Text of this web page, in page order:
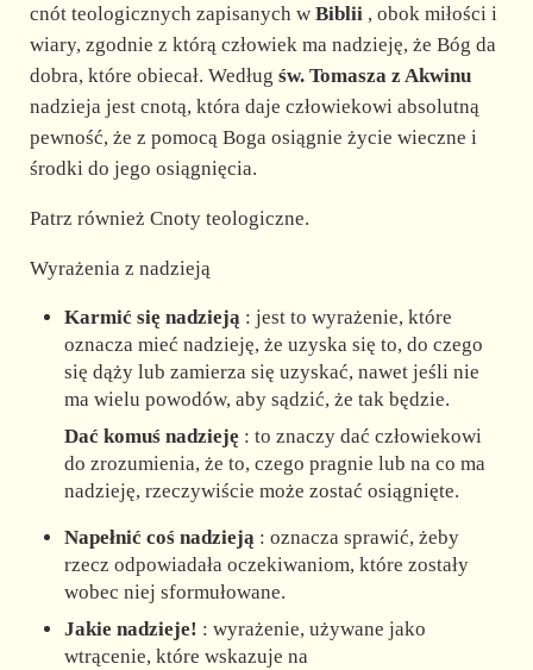
cnót teologicznych zapisanych w Biblii , obok miłości i
wiary, zgodnie z którą człowiek ma nadzieję, że Bóg da
dobra, które obiecał. Według św. Tomasza z Akwinu
nadzieja jest cnotą, która daje człowiekowi absolutną
pewność, że z pomocą Boga osiągnie życie wieczne i
środki do jego osiągnięcia.
Patrz również Cnoty teologiczne.
Wyrażenia z nadzieją
Karmić się nadzieją : jest to wyrażenie, które
oznacza mieć nadzieję, że uzyska się to, do czego
się dąży lub zamierza się uzyskać, nawet jeśli nie
ma wielu powodów, aby sądzić, że tak będzie.
Dać komuś nadzieję : to znaczy dać człowiekowi
do zrozumienia, że to, czego pragnie lub na co ma
nadzieję, rzeczywiście może zostać osiągnięte.
Napełnić coś nadzieją : oznacza sprawić, żeby
rzecz odpowiadała oczekiwaniom, które zostały
wobec niej sformułowane.
Jakie nadzieje! : wyrażenie, używane jako
wtrącenie, które wskazuje na